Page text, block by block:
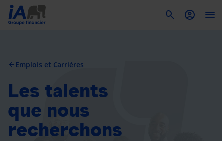
arrow_back Emplois et Carrières
Les talents
que nous
recherchons